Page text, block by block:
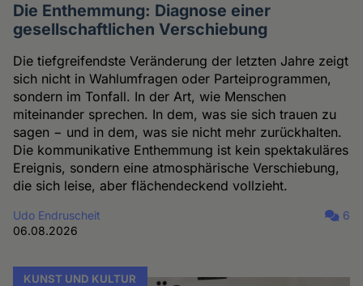
Die Enthemmung: Diagnose einer
gesellschaftlichen Verschiebung
Die tiefgreifendste Veränderung der letzten Jahre zeigt
sich nicht in Wahlumfragen oder Parteiprogrammen,
sondern im Tonfall. In der Art, wie Menschen
miteinander sprechen. In dem, was sie sich trauen zu
sagen − und in dem, was sie nicht mehr zurückhalten.
Die kommunikative Enthemmung ist kein spektakuläres
Ereignis, sondern eine atmosphärische Verschiebung,
die sich leise, aber flächendeckend vollzieht.
Udo Endruscheit
06.08.2026
6
KUNST UND KULTUR